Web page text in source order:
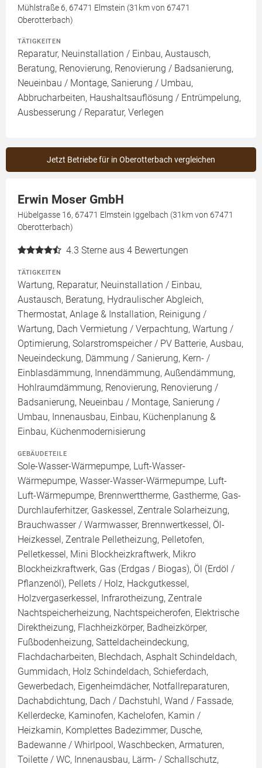
Mühlstraße 6, 67471 Elmstein (31km von 67471
Oberotterbach)
TÄTIGKEITEN
Reparatur, Neuinstallation / Einbau, Austausch,
Beratung, Renovierung, Renovierung / Badsanierung,
Neueinbau / Montage, Sanierung / Umbau,
Abbrucharbeiten, Haushaltsauflösung / Entrümpelung,
Ausbesserung / Reparatur, Verlegen
Jetzt Betriebe für in Oberotterbach vergleichen
Erwin Moser GmbH
Hübelgasse 16, 67471 Elmstein Iggelbach (31km von 67471
Oberotterbach)
4.3 Sterne aus 4 Bewertungen
TÄTIGKEITEN
Wartung, Reparatur, Neuinstallation / Einbau,
Austausch, Beratung, Hydraulischer Abgleich,
Thermostat, Anlage & Installation, Reinigung /
Wartung, Dach Vermietung / Verpachtung, Wartung /
Optimierung, Solarstromspeicher / PV Batterie, Ausbau,
Neueindeckung, Dämmung / Sanierung, Kern- /
Einblasdämmung, Innendämmung, Außendämmung,
Hohlraumdämmung, Renovierung, Renovierung /
Badsanierung, Neueinbau / Montage, Sanierung /
Umbau, Innenausbau, Einbau, Küchenplanung &
Einbau, Küchenmodernisierung
GEBÄUDETEILE
Sole-Wasser-Wärmepumpe, Luft-Wasser-
Wärmepumpe, Wasser-Wasser-Wärmepumpe, Luft-
Luft-Wärmepumpe, Brennwerttherme, Gastherme, Gas-
Durchlauferhitzer, Gaskessel, Zentrale Solarheizung,
Brauchwasser / Warmwasser, Brennwertkessel, Öl-
Heizkessel, Zentrale Pelletheizung, Pelletofen,
Pelletkessel, Mini Blockheizkraftwerk, Mikro
Blockheizkraftwerk, Gas (Erdgas / Biogas), Öl (Erdöl /
Pflanzenöl), Pellets / Holz, Hackgutkessel,
Holzvergaserkessel, Infrarotheizung, Zentrale
Nachtspeicherheizung, Nachtspeicherofen, Elektrische
Direktheizung, Flachheizkörper, Badheizkörper,
Fußbodenheizung, Satteldacheindeckung,
Flachdacharbeiten, Blechdach, Asphalt Schindeldach,
Gummidach, Holz Schindeldach, Schieferdach,
Gewerbedach, Eigenheimdächer, Notfallreparaturen,
Dachabdichtung, Dach / Dachstuhl, Wand / Fassade,
Kellerdecke, Kaminofen, Kachelofen, Kamin /
Heizkamin, Komplettes Badezimmer, Dusche,
Badewanne / Whirlpool, Waschbecken, Armaturen,
Toilette / WC, Innenausbau, Lärm- / Schallschutz,